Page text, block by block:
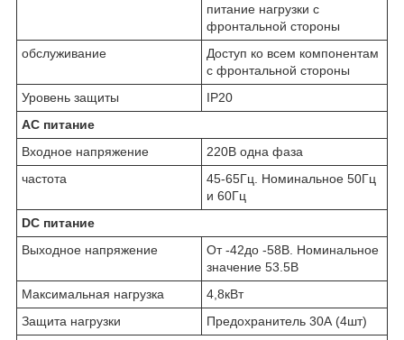
питание нагрузки с
фронтальной стороны
обслуживание
Доступ ко всем компонентам
с фронтальной стороны
Уровень защиты
IP20
AC питание
Входное напряжение
220В одна фаза
частота
45-65Гц. Номинальное 50Гц
и 60Гц
DC питание
Выходное напряжение
От -42до -58В. Номинальное
значение 53.5В
Максимальная нагрузка
4,8кВт
Защита нагрузки
Предохранитель 30А (4шт)